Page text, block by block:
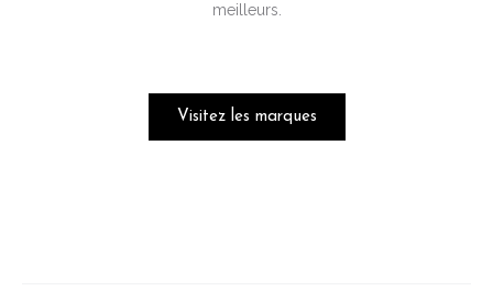
meilleurs.
Visitez les marques